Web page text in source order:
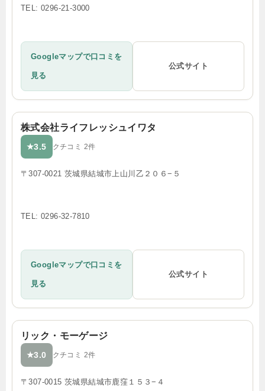
TEL: 0296-21-3000
Googleマップで口コミを
見る
公式サイト
株式会社ライフレッシュイワタ
★3.5 クチコミ 2件
〒307-0021 茨城県結城市上山川乙２０６−５
TEL: 0296-32-7810
Googleマップで口コミを
見る
公式サイト
リック・モーゲージ
★3.0 クチコミ 2件
〒307-0015 茨城県結城市鹿窪１５３−４